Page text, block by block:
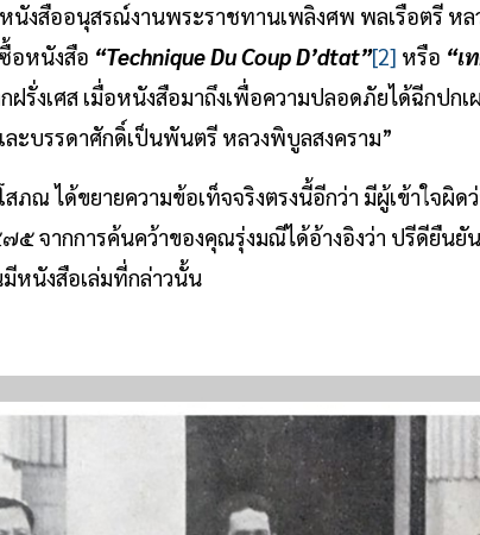
นังสืออนุสรณ์งานพระราชทานเพลิงศพ พลเรือตรี หล
อหนังสือ “Technique Du Coup D’dtat”[2] หรือ “เ
ฝรั่งเศส เมื่อหนังสือมาถึงเพื่อความปลอดภัยได้ฉีกปก
ะบรรดาศักดิ์เป็นพันตรี หลวงพิบูลสงคราม”
ภณ ได้ขยายความข้อเท็จจริงตรงนี้อีกว่า มีผู้เข้าใจผิ
๕ จากการค้นคว้าของคุณรุ่งมณีได้อ้างอิงว่า ปรีดียืนยัน
หนังสือเล่มที่กล่าวนั้น